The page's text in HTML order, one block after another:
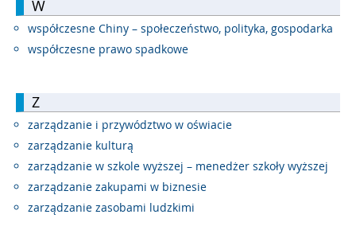
W
współczesne Chiny – społeczeństwo, polityka, gospodarka
współczesne prawo spadkowe
Z
zarządzanie i przywództwo w oświacie
zarządzanie kulturą
zarządzanie w szkole wyższej – menedżer szkoły wyższej
zarządzanie zakupami w biznesie
zarządzanie zasobami ludzkimi